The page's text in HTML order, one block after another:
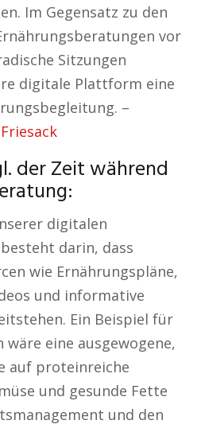
Im Gegensatz zu den
vor
Sitzungen
digitale Plattform eine
–
der Zeit während
digitalen
darin, dass
wie Ernährungspläne,
und informative
Ein Beispiel für
eine ausgewogene,
auf proteinreiche
und gesunde Fette
und den